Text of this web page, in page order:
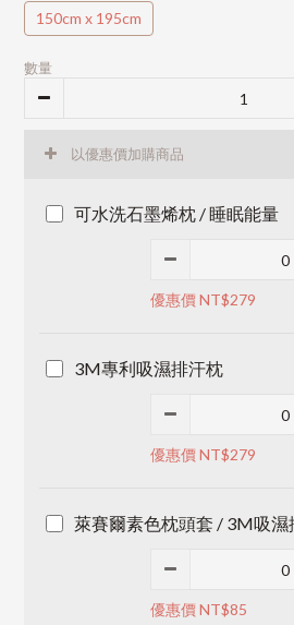
150cm x 195cm
數量
以優惠價加購商品
可水洗石墨烯枕 / 睡眠能量
優惠價 NT$279
3M專利吸濕排汗枕
優惠價 NT$279
萊賽爾素色枕頭套 / 3M吸濕
優惠價 NT$85